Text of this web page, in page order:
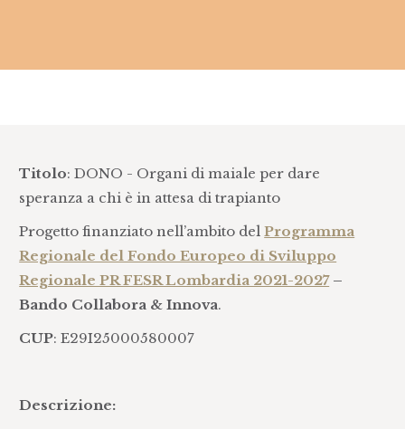
Titolo: DONO - Organi di maiale per dare
speranza a chi è in attesa di trapianto
Progetto finanziato nell’ambito delProgramma
Regionale del Fondo Europeo di Sviluppo
Regionale PR FESR Lombardia 2021-2027–
Bando Collabora & Innova.
CUP: E29I25000580007
Descrizione: